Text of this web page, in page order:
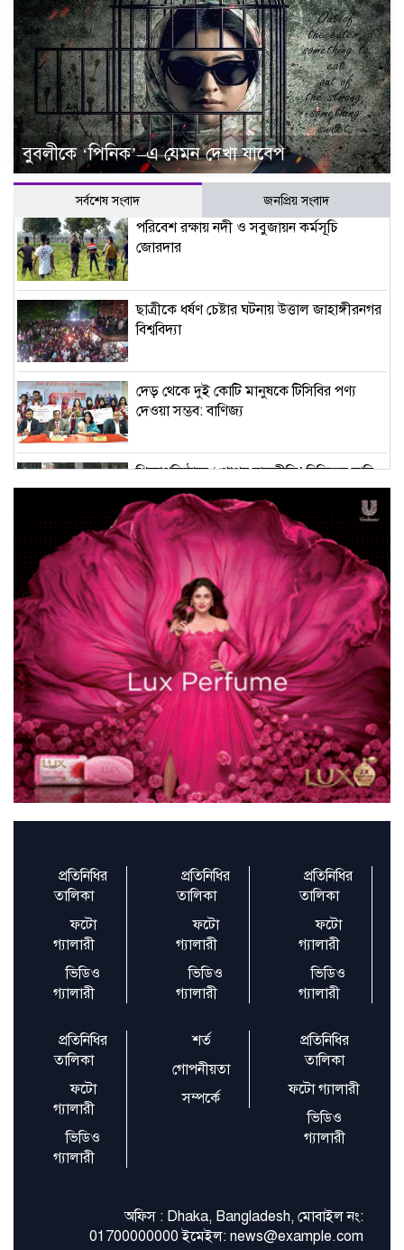
বুবলীকে ‘পিনিক’–এ যেমন দেখা যাবেপ
সর্বশেষ সংবাদ জনপ্রিয় সংবাদ
পরিবেশ রক্ষায় নদী ও সবুজায়ন কর্মসূচি
জোরদার
ছাত্রীকে ধর্ষণ চেষ্টার ঘটনায় উত্তাল জাহাঙ্গীরনগর
বিশ্ববিদ্যা
দেড় থেকে দুই কোটি মানুষকে টিসিবির পণ্য
দেওয়া সম্ভব: বাণিজ্য
শিক্ষাপ্রতিষ্ঠানে ‘গোপন রাজনীতি’ নিষিদ্ধের দাবি
জানাল ছাত্রদ
কোনো সভ্য দেশে কূটনৈতিক স্থাপনায় এ ধরনের
হামলা হতে পারে না
বদলে যাওয়া ক্যাম্পাস
প্রেস অ্যাক্রিডিটেশন নীতিমালা পুনর্মূল্যায়নে ১৭
সদস্যের কমিট
বিসিসির সঙ্গে চুক্তি বাতিল করল নির্বাচন কমিশন
রান নেই–উইকেট নেই, তবু ম্যাচসেরা
প্রতিনিধির
তালিকা
ফটো
গ্যালারী
ভিডিও
গ্যালারী
প্রতিনিধির
তালিকা
ফটো
গ্যালারী
ভিডিও
গ্যালারী
প্রতিনিধির
তালিকা
ফটো
গ্যালারী
ভিডিও
গ্যালারী
প্রতিনিধির
তালিকা
ফটো
গ্যালারী
ভিডিও
গ্যালারী
শর্ত
গোপনীয়তা
সম্পর্কে
প্রতিনিধির
তালিকা
ফটো গ্যালারী
ভিডিও
গ্যালারী
অফিস : Dhaka, Bangladesh, মোবাইল নং:
01700000000 ইমেইল: news@example.com